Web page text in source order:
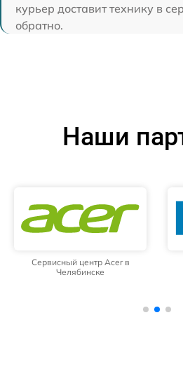
курьер доставит технику в
обратно.
Наши
Сервисный центр Acer в
Челябинске